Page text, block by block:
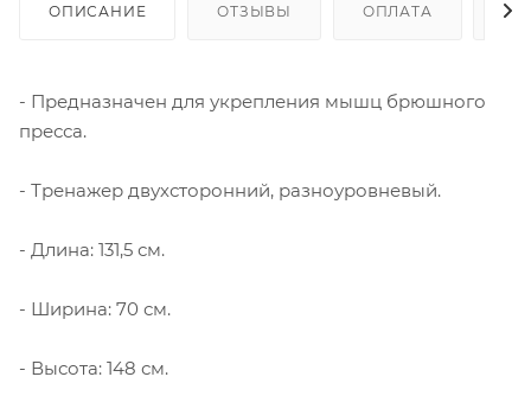
ОПИСАНИЕ ОТЗЫВЫ ОПЛАТА
- Предназначен для укрепления мышц брюшного
пресса.
- Тренажер двухсторонний, разноуровневый.
- Длина: 131,5 см.
- Ширина: 70 см.
- Высота: 148 см.